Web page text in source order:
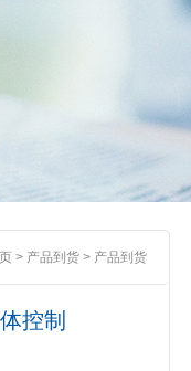
> 产品到货 > 产品到货
控制